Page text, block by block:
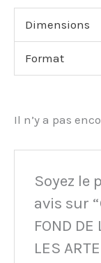
Dimensions
Format
Il n’y a pas
Soyez le
avis sur
FOND DE
LES